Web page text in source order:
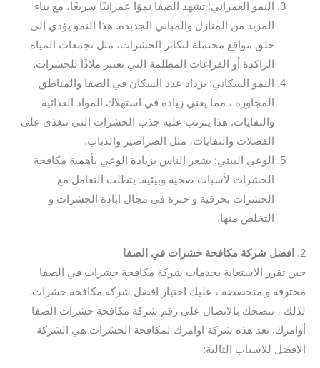
النمو العمراني: تشهد الصفا نموًا عمرانيًا سريعًا، مع بناء
المزيد من المنازل والمباني الجديدة. هذا النمو يؤدي إلى
خلق مواقع محتملة لتكاثر الحشرات، مثل تجمعات المياه
الراكدة أو الفراغات المظلمة التي تعتبر ملاذًا للحشرات.
النمو السكاني: يزداد عدد السكان في الصفا والمناطق
المجاورة ، مما يعني زيادة في استهلاك المواد الغذائية
والنفايات. هذا يترتب عليه جذب الحشرات التي تتغذى على
الفضلات والنفايات، مثل الصراصير والذباب.
الوعي البيئي: يشعر الناس بزيادة الوعي بأهمية مكافحة
الحشرات لأسباب صحية وبيئية. يتطلب التعامل مع
الحشرات بحرفية و خبرة في مجال ابادة الحشرات و
التخلص منها.
2.
افضل شركة مكافحة حشرات في الصفا
حين تقرر الاستعانة بخدمات شركة مكافحة حشرات في الصفا
محترفة و متخصصة ، عليك اختيار افضل شركة مكافحة حشرات.
لذلك ، ننصحك بالاتصال على رقم شركة مكافحة حشرات الصفا
أوامرك. تعد هذه شركة اوامرك لمكافحة الحشرات هي الشركة
الافضل للاسباب التالية: